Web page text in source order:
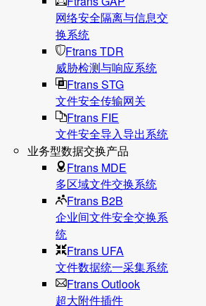
网络安全隔离与信息交
换系统
Ftrans TDR
威胁检测与响应系统
Ftrans STG
文件安全传输网关
Ftrans FIE
文件安全导入导出系统
业务型数据交换产品
Ftrans MDE
多区域文件交换系统
Ftrans B2B
企业间文件安全交换系
统
Ftrans UFA
文件数据统⼀采集系统
Ftrans Outlook
超大附件插件